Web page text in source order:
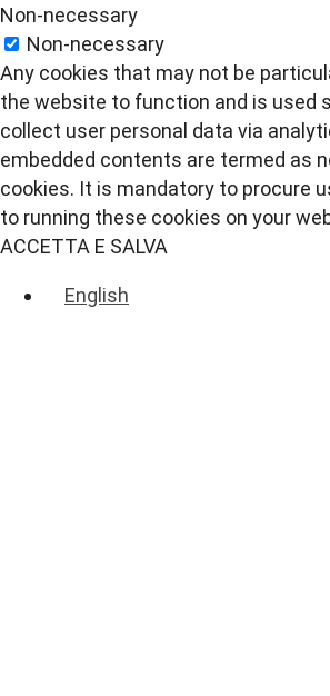
Non-necessary
Non-necessary
Any cookies that may not be
the website to function and is used
collect user personal data via
embedded contents are termed as
cookies. It is mandatory to procure
to running these cookies on your
ACCETTA E SALVA
English